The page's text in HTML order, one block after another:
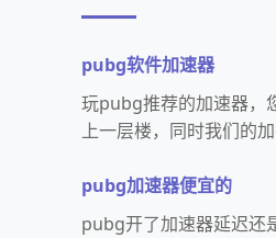
pubg软件加速器
玩pubg推荐的加速器，
上一层楼，同时我们的
pubg加速器便宜的
pubg开了加速器延迟还